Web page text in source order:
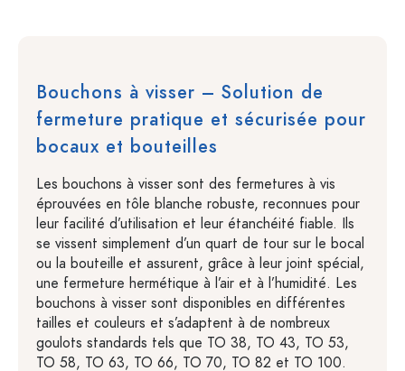
Bouchons à visser – Solution de
fermeture pratique et sécurisée pour
bocaux et bouteilles
Les bouchons à visser sont des fermetures à vis
éprouvées en tôle blanche robuste, reconnues pour
leur facilité d’utilisation et leur étanchéité fiable. Ils
se vissent simplement d’un quart de tour sur le bocal
ou la bouteille et assurent, grâce à leur joint spécial,
une fermeture hermétique à l’air et à l’humidité. Les
bouchons à visser sont disponibles en différentes
tailles et couleurs et s’adaptent à de nombreux
goulots standards tels que TO 38, TO 43, TO 53,
TO 58, TO 63, TO 66, TO 70, TO 82 et TO 100.